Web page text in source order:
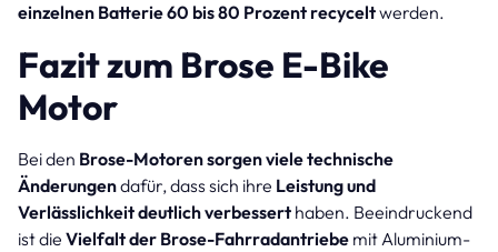
einzelnen Batterie 60 bis 80 Prozent recyceltwerden.
Fazit zum Brose E-Bike
Motor
Bei den Brose-Motoren sorgen viele technische
Änderungendafür, dass sich ihre Leistung und
Verlässlichkeit deutlich verbessert haben. Beeindruckend
ist die Vielfalt der Brose-Fahrradantriebe mit Aluminium-